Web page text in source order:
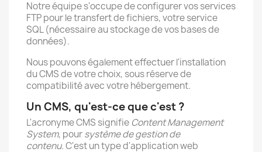
Notre équipe s'occupe de configurer vos services
FTP pour le transfert de fichiers, votre service
SQL (nécessaire au stockage de vos bases de
données).
Nous pouvons également effectuer l'installation
du CMS de votre choix, sous réserve de
compatibilité avec votre hébergement.
Un CMS, qu'est-ce que c'est ?
L'acronyme CMS signifie Content Management
System, poursystème de gestion de
contenu.C'est un type d'application web